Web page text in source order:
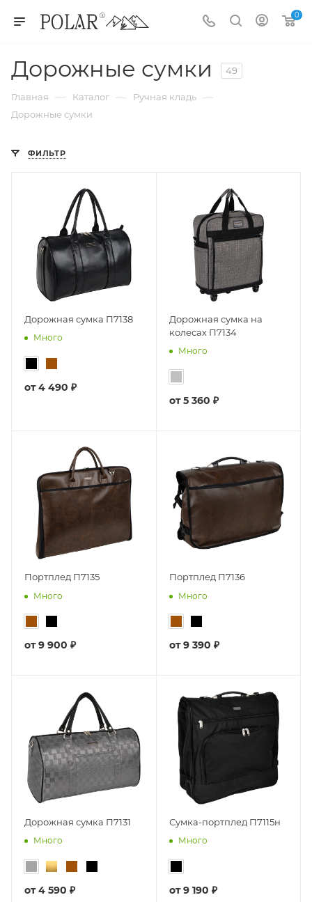
0
Дорожные сумки 49
Главная — Каталог — Ручная кладь —
Дорожные сумки
ФИЛЬТР
Дорожная сумка П7138
Много
от4 490 ₽
Дорожная сумка на
колесах П7134
Много
от5 360 ₽
Портплед П7135
Много
от9 900 ₽
Портплед П7136
Много
от9 390 ₽
Дорожная сумка П7131
Много
от4 590 ₽
Сумка-портплед П7115н
Много
от9 190 ₽